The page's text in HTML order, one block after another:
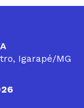
Igarapé/MG